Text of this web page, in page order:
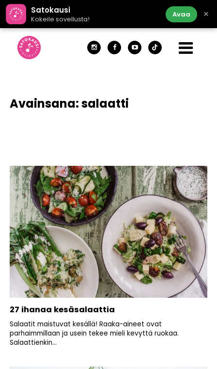
Satokausi
Kokeile sovellusta!
Avaa ×
Avainsana:salaatti
27 ihanaa kesäsalaattia
Salaatit maistuvat kesällä! Raaka-aineet ovat
parhaimmillaan ja usein tekee mieli kevyttä ruokaa.
Salaattienkin...